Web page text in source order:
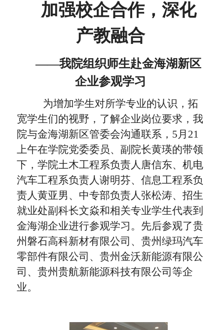
加强校企合作， 深化
产教融合
——我院组织师生赴金海湖新区
企业参观学习
为增加学生对所学专业的认识， 拓
宽学生们的视野 ，了解企业岗位要求，我
院与金海湖新区管委会沟通联系， 5月21
上午在学院党委委员、副院长黄瑛的带领
下，学院土木工程系负责人唐信东、机电
汽车工程系负责人谢明芬、信息工程系负
责人黄亚男、中专部负责人张松涛、招生
就业处副科长文焱和相关专业学生代表到
金海湖企业进行参观学习。先后参观了贵
州磐石高科新材有限公司、贵州绿玛汽车
零部件有限公司、贵州金沃新能源有限公
司、贵州贵航新能源科技有限公司等企
业。